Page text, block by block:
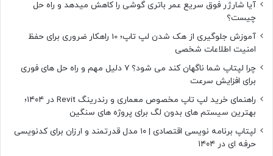
آیا شارژر فوق سریع عمر باتری گوشی را کاهش میدهد و راه حل
چیست؟
آموزش جلوگیری از هک شدن لپ تاپ؛ 10 راهکار ضروری برای حفظ
امنیت اطلاعات شخصی
چرا لپتاپ شما ناگهان کند می شود؟ ۷ دلیل مهم و راه حل های فوری
برای افزایش سرعت
راهنمای خرید لپ تاپ مخصوص معماری و رندرینگ Revit در ۱۴۰۴؛
بهترین سیستم های بدون لگ برای پروژه های سنگین
لپتاپ برنامه نویسی اقتصادی | ۱۰ مدل قدرتمند و ارزان برای کدنویسی
حرفه ای در ۱۴۰۴